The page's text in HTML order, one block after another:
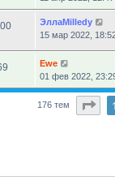
ЭллаMilledy
15 мар 2022,
Ewe
01 фев 2022,
176 тем 1